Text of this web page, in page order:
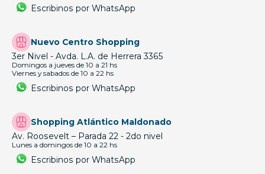
Escribinos por WhatsApp
Nuevo Centro Shopping
3er Nivel - Avda. L.A. de Herrera 3365
Domingos a jueves de 10 a 21 hs
Viernes y sabados de 10 a 22 hs
Escribinos por WhatsApp
Shopping Atlántico Maldonado
Av. Roosevelt – Parada 22 - 2do nivel
Lunes a domingos de 10 a 22 hs
Escribinos por WhatsApp